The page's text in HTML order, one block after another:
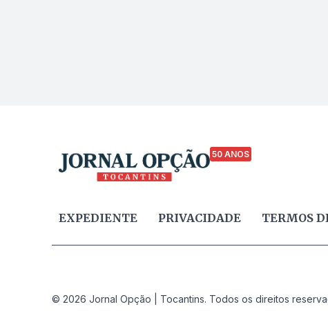
50 ANOS
EXPEDIENTE PRIVACIDADE TERMOS
© 2026 Jornal Opção | Tocantins. Todos os direitos